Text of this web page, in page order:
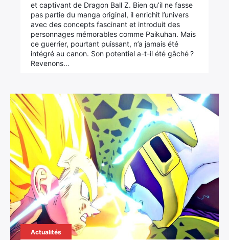
et captivant de Dragon Ball Z. Bien qu’il ne fasse
pas partie du manga original, il enrichit l’univers
avec des concepts fascinant et introduit des
personnages mémorables comme Paikuhan. Mais
ce guerrier, pourtant puissant, n’a jamais été
intégré au canon. Son potentiel a-t-il été gâché ?
Revenons…
Actualités